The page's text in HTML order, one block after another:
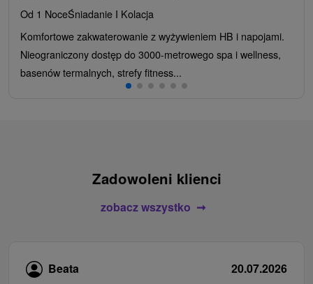
Od 1 NoceŚniadanie I Kolacja
Komfortowe zakwaterowanie z wyżywieniem HB i napojami.
Nieograniczony dostęp do 3000-metrowego spa i wellness,
basenów termalnych, strefy fitness...
Zadowoleni klienci
zobacz wszystko
Beata 20.07.2026